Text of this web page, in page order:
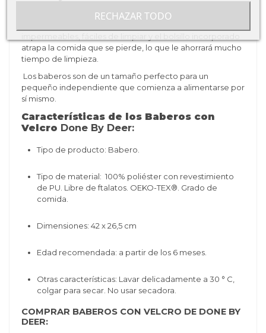
Los Baberos de nubes felices tiene un cierre de velcros
atrapa la comida que se pierde, lo que le ahorrará mucho
tiempo de limpieza.
Los baberos son de un tamaño perfecto para un
pequeño independiente que comienza a alimentarse por
sí mismo.
Características de los Baberos con
Velcro Done By Deer:
Tipo de producto: Babero.
Tipo de material: 100% poliéster con revestimiento
de PU. Libre de ftalatos. OEKO-TEX®. Grado de
comida.
Dimensiones: 42 x 26,5 cm
Edad recomendada: a partir de los 6 meses.
Otras características: Lavar delicadamente a 30 ° C,
colgar para secar. No usar secadora.
COMPRAR BABEROS CON VELCRO DE DONE BY
DEER:
RECHAZAR TODO